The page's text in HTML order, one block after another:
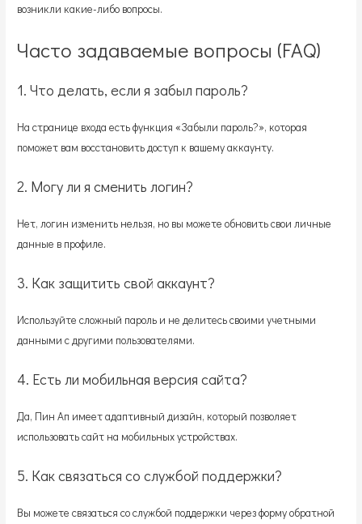
возникли какие-либо вопросы.
Часто задаваемые вопросы (FAQ)
1. Что делать, если я забыл пароль?
На странице входа есть функция «Забыли пароль?», которая
поможет вам восстановить доступ к вашему аккаунту.
2. Могу ли я сменить логин?
Нет, логин изменить нельзя, но вы можете обновить свои личные
данные в профиле.
3. Как защитить свой аккаунт?
Используйте сложный пароль и не делитесь своими учетными
данными с другими пользователями.
4. Есть ли мобильная версия сайта?
Да, Пин Ап имеет адаптивный дизайн, который позволяет
использовать сайт на мобильных устройствах.
5. Как связаться со службой поддержки?
Вы можете связаться со службой поддержки через форму обратной